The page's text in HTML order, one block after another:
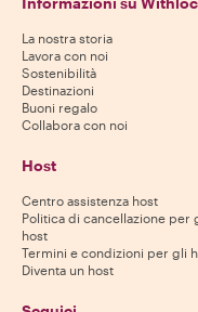
La nostra storia
Lavora con noi
Sostenibilità
Destinazioni
Buoni regalo
Collabora con noi
Host
Centro assistenza host
Politica di cancellazione per
host
Termini e condizioni per gli
Diventa un host